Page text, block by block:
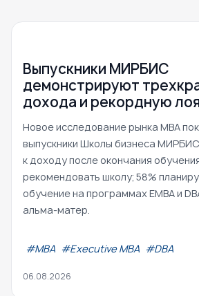
Выпускники МИРБИС
демонстрируют
дохода и рекордную
Новое исследование рынка MBA
выпускники Школы бизнеса
к доходу после окончания
рекомендовать школу; 58%
обучение на программах EMBA и
альма-матер.
#МВА #Executive MBA #DBA
06.08.2026